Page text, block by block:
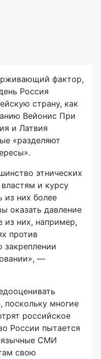
фактор,
Россия
страну, как
Вейонис При
и Латвия
«разделяют
этнических
и курсу
из них более
оказать давление
из них, например,
против
закреплении
—
поскольку многие
российское
России пытается
СМИ
свою